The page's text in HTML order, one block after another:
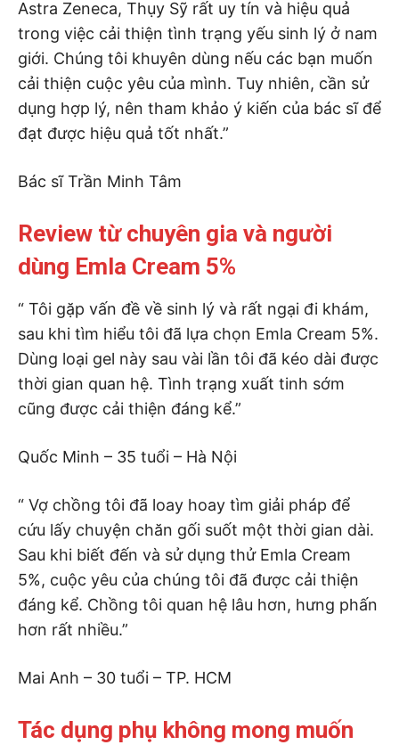
Astra Zeneca, Thụy Sỹ rất uy tín và hiệu quả
trong việc cải thiện tình trạng yếu sinh lý ở nam
giới. Chúng tôi khuyên dùng nếu các bạn muốn
cải thiện cuộc yêu của mình. Tuy nhiên, cần sử
dụng hợp lý, nên tham khảo ý kiến của bác sĩ để
đạt được hiệu quả tốt nhất.”
Bác sĩ Trần Minh Tâm
Review từ chuyên gia và người
dùng Emla Cream 5%
“ Tôi gặp vấn đề về sinh lý và rất ngại đi khám,
sau khi tìm hiểu tôi đã lựa chọn Emla Cream 5%.
Dùng loại gel này sau vài lần tôi đã kéo dài được
thời gian quan hệ. Tình trạng xuất tinh sớm
cũng được cải thiện đáng kể.”
Quốc Minh – 35 tuổi – Hà Nội
“ Vợ chồng tôi đã loay hoay tìm giải pháp để
cứu lấy chuyện chăn gối suốt một thời gian dài.
Sau khi biết đến và sử dụng thử Emla Cream
5%, cuộc yêu của chúng tôi đã được cải thiện
đáng kể. Chồng tôi quan hệ lâu hơn, hưng phấn
hơn rất nhiều.”
Mai Anh – 30 tuổi – TP. HCM
Tác dụng phụ không mong muốn